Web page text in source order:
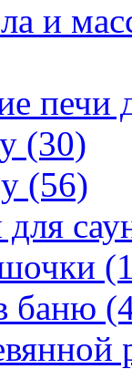
и
печи
(30)
(56)
для
баню